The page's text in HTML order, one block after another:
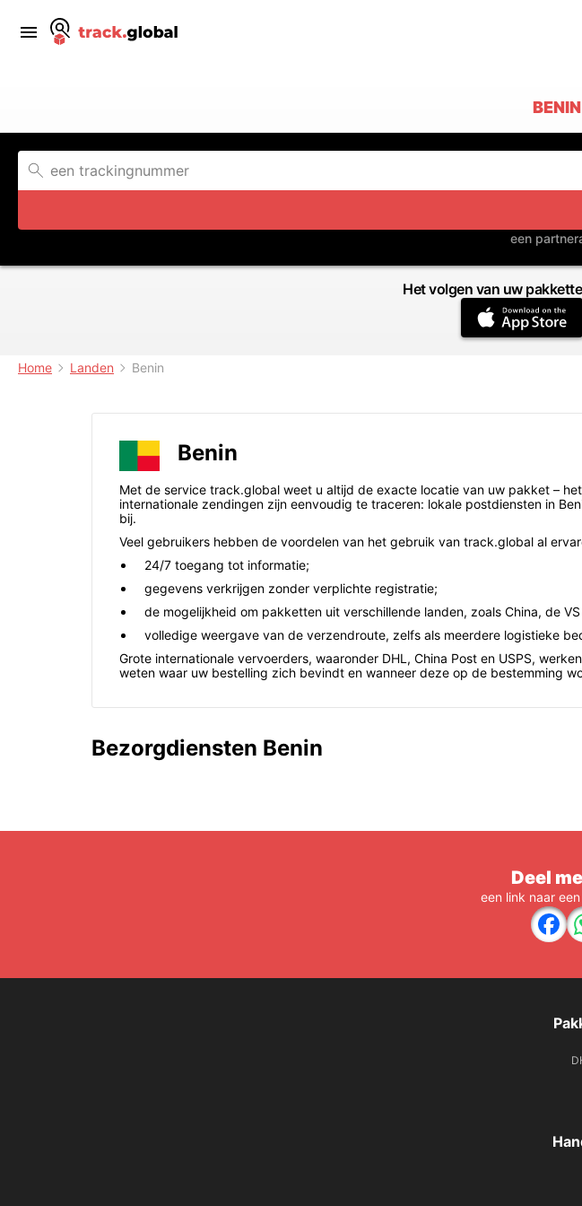
een
Het volgen van uw
Home Landen Benin
Benin
Met de service track.global weet u altijd de exacte locatie van uw pakket –
internationale zendingen zijn eenvoudig te traceren: lokale postdiensten in
bij.
Veel gebruikers hebben de voordelen van het gebruik van track.global al
24/7 toegang tot informatie;
gegevens verkrijgen zonder verplichte registratie;
de mogelijkheid om pakketten uit verschillende landen, zoals China, de
volledige weergave van de verzendroute, zelfs als meerdere logistieke
Grote internationale vervoerders, waaronder DHL, China Post en USPS,
weten waar uw bestelling zich bevindt en wanneer deze op de bestemming
Bezorgdiensten Benin
Deel
een link naar